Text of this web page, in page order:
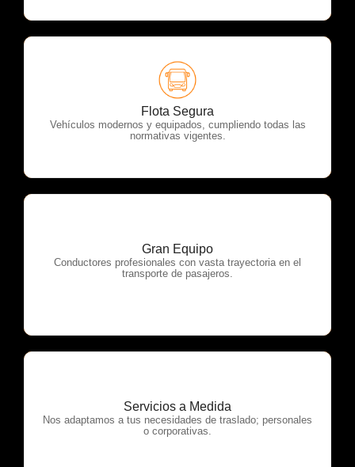
Flota Segura
Vehículos modernos y equipados, cumpliendo todas las
normativas vigentes.
OTP Servicios
Gran Equipo
Conductores profesionales con vasta trayectoria en el
transporte de pasajeros.
OTP Servicios
Servicios a Medida
Nos adaptamos a tus necesidades de traslado; personales
o corporativas.
OTP Servicios